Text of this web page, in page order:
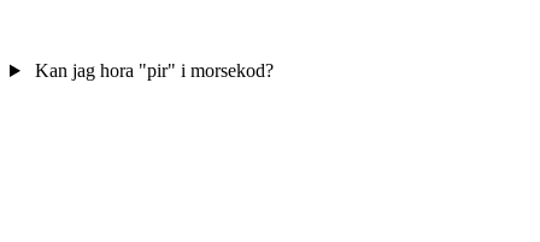
Kan jag hora "pir" i morsekod?